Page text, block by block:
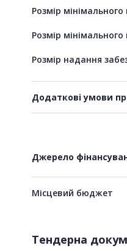
Розмір
Розмір
Розмір надання
Додаткові умови
Джерело
Місцевий бюджет
Тендерна